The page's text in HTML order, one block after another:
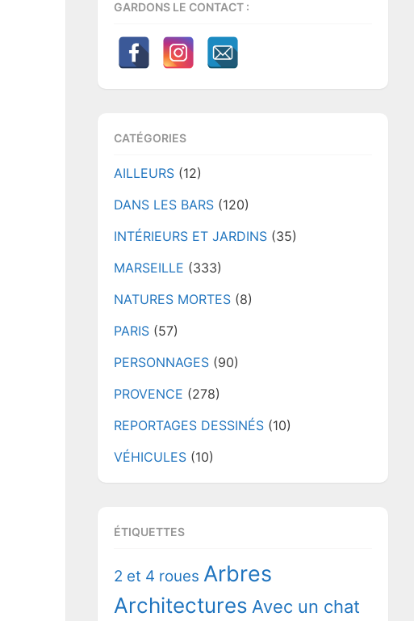
GARDONS LE CONTACT :
CATÉGORIES
AILLEURS (12)
DANS LES BARS (120)
INTÉRIEURS ET JARDINS (35)
MARSEILLE (333)
NATURES MORTES (8)
PARIS (57)
PERSONNAGES (90)
PROVENCE (278)
REPORTAGES DESSINÉS (10)
VÉHICULES (10)
ÉTIQUETTES
2 et 4 roues Arbres
Architectures Avec un chat